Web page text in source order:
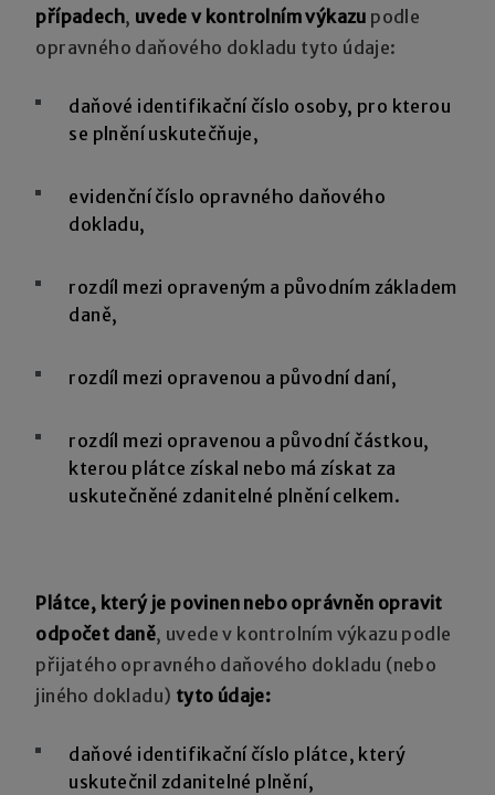
případech, uvede v kontrolním výkazu podle
opravného daňového dokladu tyto údaje:
daňové identifikační číslo osoby, pro kterou
se plnění uskutečňuje,
evidenční číslo opravného daňového
dokladu,
rozdíl mezi opraveným a původním základem
daně,
rozdíl mezi opravenou a původní daní,
rozdíl mezi opravenou a původní částkou,
kterou plátce získal nebo má získat za
uskutečněné zdanitelné plnění celkem.
Plátce, který je povinen nebo oprávněn opravit
odpočet daně, uvede v kontrolním výkazu podle
přijatého opravného daňového dokladu (nebo
jiného dokladu) tyto údaje:
daňové identifikační číslo plátce, který
uskutečnil zdanitelné plnění,